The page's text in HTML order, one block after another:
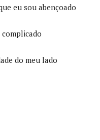
eu sou abençoado
do meu lado